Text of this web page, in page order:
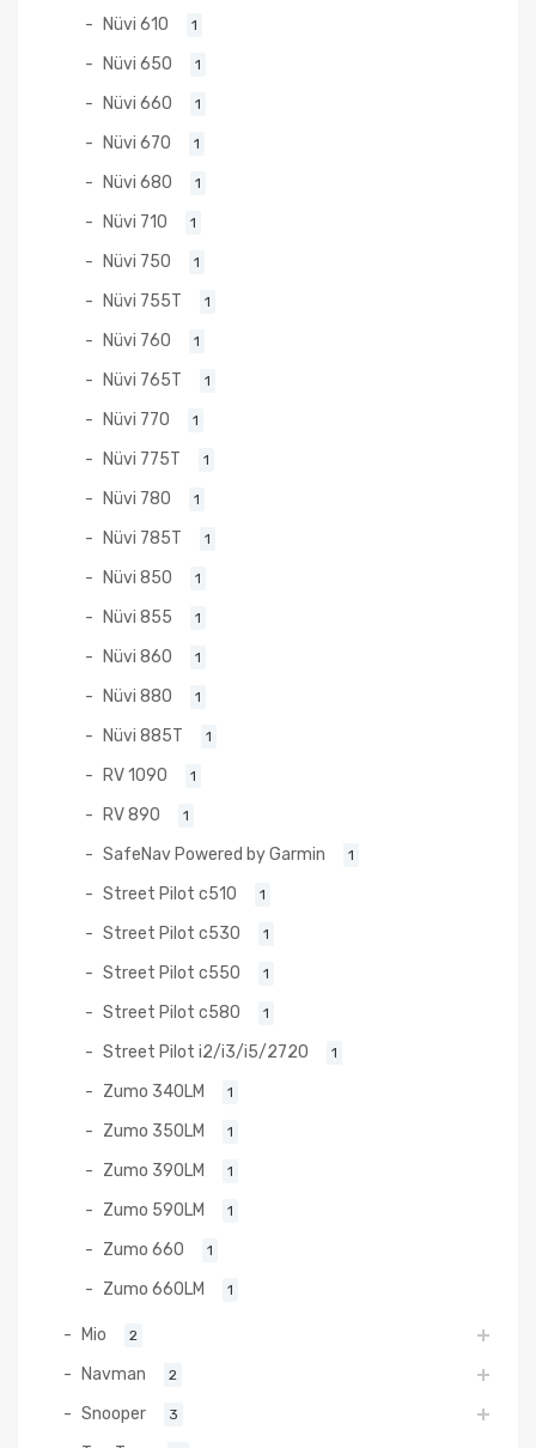
Nüvi 610 1
Nüvi 650 1
Nüvi 660 1
Nüvi 670 1
Nüvi 680 1
Nüvi 710 1
Nüvi 750 1
Nüvi 755T 1
Nüvi 760 1
Nüvi 765T 1
Nüvi 770 1
Nüvi 775T 1
Nüvi 780 1
Nüvi 785T 1
Nüvi 850 1
Nüvi 855 1
Nüvi 860 1
Nüvi 880 1
Nüvi 885T 1
RV 1090 1
RV 890 1
SafeNav Powered by Garmin 1
Street Pilot c510 1
Street Pilot c530 1
Street Pilot c550 1
Street Pilot c580 1
Street Pilot i2/i3/i5/2720 1
Zumo 340LM 1
Zumo 350LM 1
Zumo 390LM 1
Zumo 590LM 1
Zumo 660 1
Zumo 660LM 1
Mio 2
Navman 2
Snooper 3